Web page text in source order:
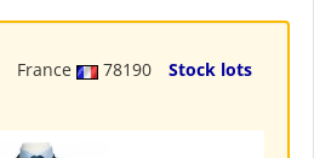
France 78190
Stock lots